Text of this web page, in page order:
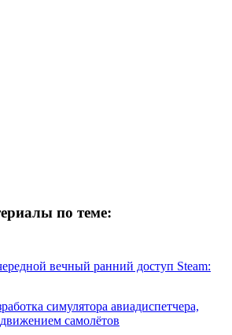
по теме:
вечный ранний доступ Steam:
симулятора авиадиспетчера,
самолётов